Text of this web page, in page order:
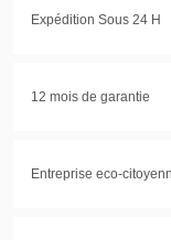
Expédition Sous 24 H
12 mois de garantie
Entreprise eco-